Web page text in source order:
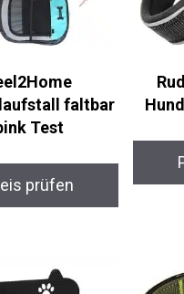
faltbar
Test
prüfen